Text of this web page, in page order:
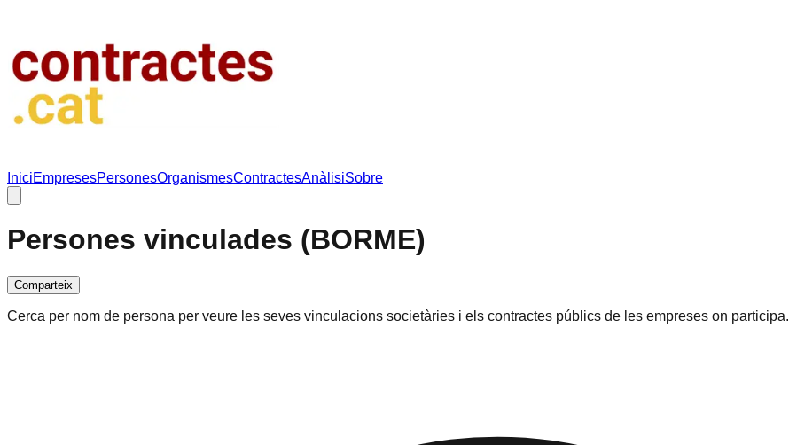
IniciEmpresesPersonesOrganismesContractesAnàlisiSobre
Persones vinculades (BORME)
Comparteix
Cerca per nom de persona per veure les seves vinculacions societàries i els contractes públics de les empreses on participa.